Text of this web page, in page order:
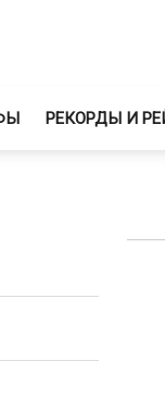
РЕКОРДЫ И